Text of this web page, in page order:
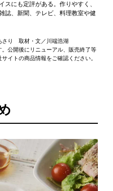
スにも定評がある。作りやすく、
誌、新聞、テレビ、料理教室や健
さり 取材・文／川端浩湖
公開後にリニューアル、販売終了等
イトの商品情報をご確認ください。